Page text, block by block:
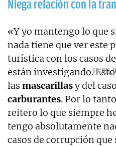
Niega relación con la
«Y yo mantengo lo que
nada tiene que ver este
turística con los casos
están investigando.
las mascarillasy del
carburantes. Por lo
reitero lo que siempre
tengo absolutamente
casos de corrupción que